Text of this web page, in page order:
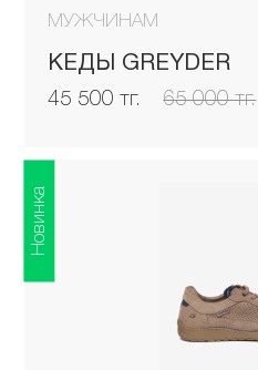
МУЖЧИНАМ
КЕДЫ GREYDER
45 500 тг. 65 000 тг.
Новинка